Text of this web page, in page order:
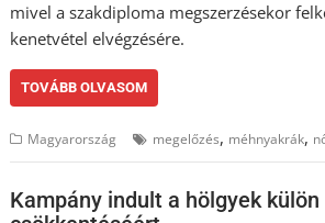
mivel a szakdiploma megszerzésekor
kenetvétel elvégzésére.
TOVÁBB OLVASOM
Magyarország megelőzés, méhnyakrák,
Kampány indult a hölgyek